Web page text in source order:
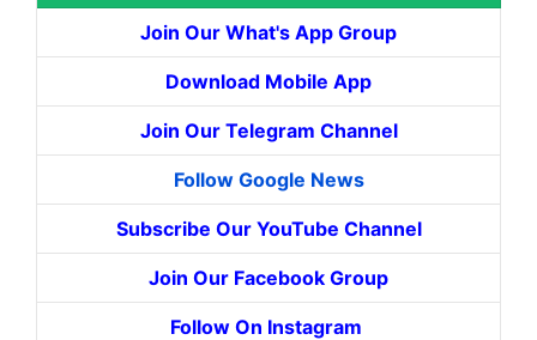
Join Our What's App Group
Download Mobile App
Join Our Telegram Channel
Follow Google News
Subscribe Our YouTube Channel
Join Our Facebook Group
Follow On Instagram